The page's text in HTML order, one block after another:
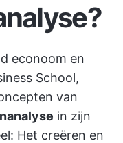
econoom en
School,
van
in zijn
Het creëren en